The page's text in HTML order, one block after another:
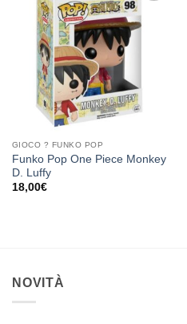
Aggiungi
alla lista
desideri
GIOCO ? FUNKO POP
Funko Pop One Piece Monkey
D. Luffy
18,00€
NOVITÀ